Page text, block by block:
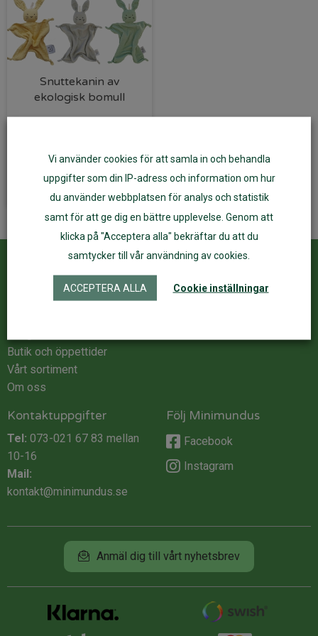
Snuttekanin av
ekologisk bomull
Välj alternativ
Kundservice
Kontakta oss
Butik och öppettider
Vårt sortiment
Om oss
Kontaktuppgifter
Tel: 073-021 67 83 mellan
10-16
Mail:
kontakt@minimundus.se
Följ Minimundus
Facebook
Instagram
Anmäl dig till vårt nyhetsbrev
Vi använder cookies för att samla in och behandla
uppgifter som din IP-adress och information om hur
du använder webbplatsen för analys och statistik
samt för att ge dig en bättre upplevelse. Genom att
klicka på "Acceptera alla" bekräftar du att du
samtycker till vår användning av cookies.
ACCEPTERA ALLA Cookie inställningar